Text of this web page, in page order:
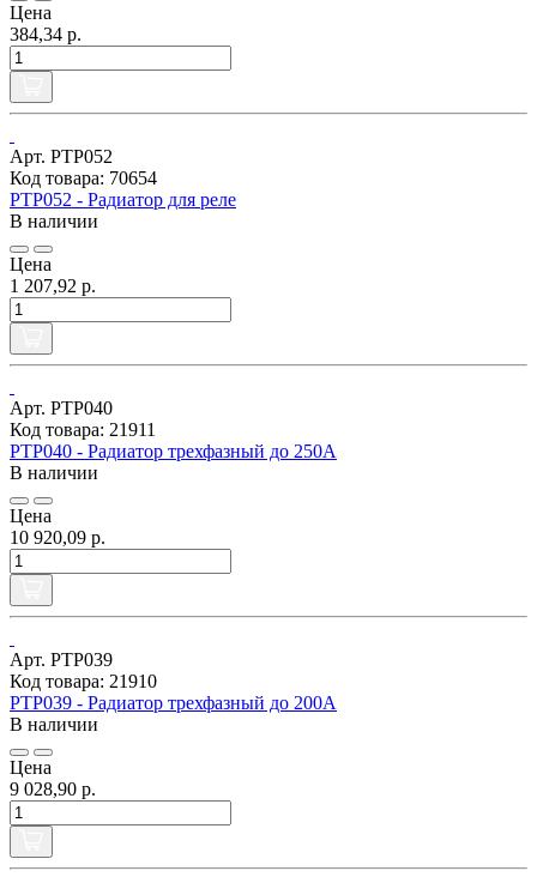
Цена
384,34 р.
Арт. РТР052
Код товара: 70654
РТР052 - Радиатор для реле
В наличии
Цена
1 207,92 р.
Арт. РТР040
Код товара: 21911
РТР040 - Радиатор трехфазный до 250А
В наличии
Цена
10 920,09 р.
Арт. РТР039
Код товара: 21910
РТР039 - Радиатор трехфазный до 200А
В наличии
Цена
9 028,90 р.